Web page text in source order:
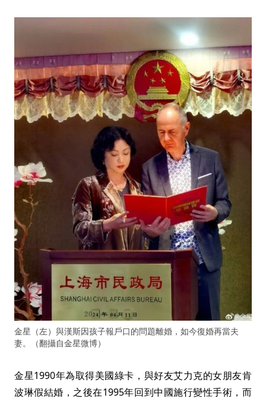
金星（左）與漢斯因孩子報戶口的問題離婚，如今復婚再當夫
妻。（翻攝自金星微博）
金星1990年為取得美國綠卡，與好友艾力克的女朋友肯
波琳假結婚，之後在1995年回到中國施行變性手術，而